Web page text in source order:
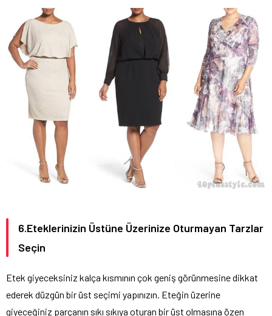
6.Eteklerinizin Üstüne Üzerinize Oturmayan Tarzlar
Seçin
Etek giyeceksiniz kalça kısmının çok geniş görünmesine dikkat
ederek düzgün bir üst seçimi yapınızın. Eteğin üzerine
giyeceğiniz parçanın sıkı sıkıya oturan bir üst olmasına özen